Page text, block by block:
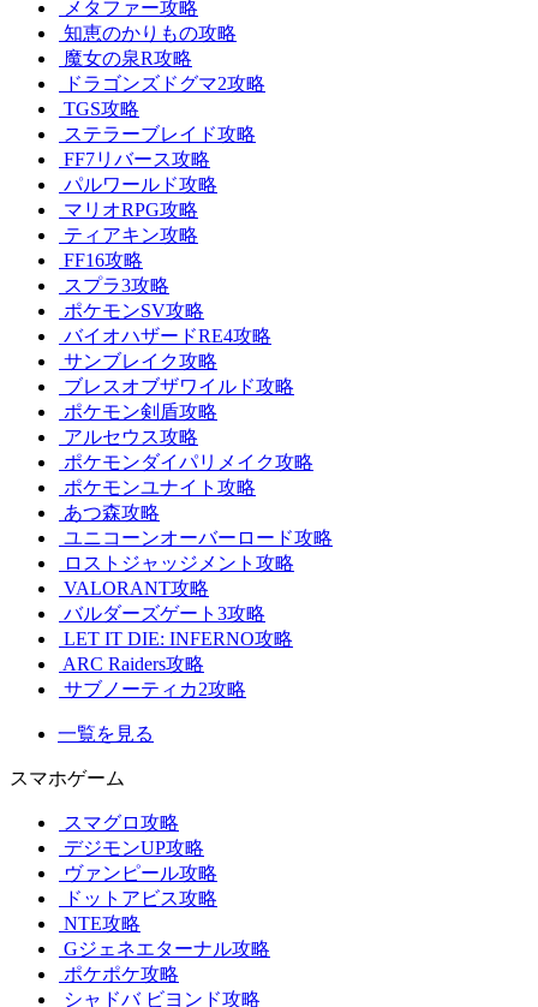
メタファー攻略
知恵のかりもの攻略
魔女の泉R攻略
ドラゴンズドグマ2攻略
TGS攻略
ステラーブレイド攻略
FF7リバース攻略
パルワールド攻略
マリオRPG攻略
ティアキン攻略
FF16攻略
スプラ3攻略
ポケモンSV攻略
バイオハザードRE4攻略
サンブレイク攻略
ブレスオブザワイルド攻略
ポケモン剣盾攻略
アルセウス攻略
ポケモンダイパリメイク攻略
ポケモンユナイト攻略
あつ森攻略
ユニコーンオーバーロード攻略
ロストジャッジメント攻略
VALORANT攻略
バルダーズゲート3攻略
LET IT DIE: INFERNO攻略
ARC Raiders攻略
サブノーティカ2攻略
一覧を見る
スマホゲーム
スマグロ攻略
デジモンUP攻略
ヴァンピール攻略
ドットアビス攻略
NTE攻略
Gジェネエターナル攻略
ポケポケ攻略
シャドバ ビヨンド攻略